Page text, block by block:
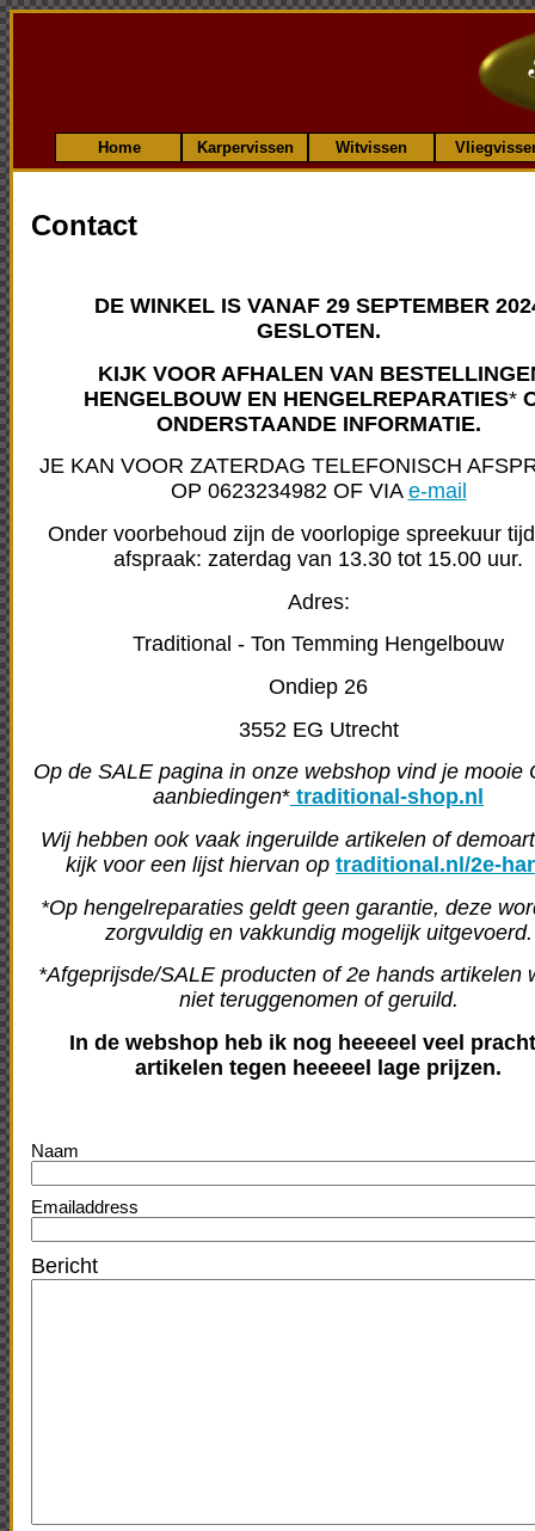
Home Karpervissen Witvissen
Contact
DE WINKEL IS VANAF 29 SEPTEMBER
GESLOTEN.
KIJK VOOR AFHALEN VAN
HENGELBOUW EN HENGELREPARATIES*
ONDERSTAANDE INFORMATIE.
JE KAN VOOR ZATERDAG TELEFONISCH
OP 0623234982 OF VIA e-mail
Onder voorbehoud zijn de voorlopige spreekuur
afspraak: zaterdag van 13.30 tot 15.00 uur.
Adres:
Traditional - Ton Temming Hengelbouw
Ondiep 26
3552 EG Utrecht
Op de SALE pagina in onze webshop vind je mooie
aanbiedingen* traditional-shop.nl
Wij hebben ook vaak ingeruilde artikelen of
kijk voor een lijst hiervan op traditional.nl/2e-
*Op hengelreparaties geldt geen garantie, deze
zorgvuldig en vakkundig mogelijk uitgevoerd.
*Afgeprijsde/SALE producten of 2e hands artikelen
niet teruggenomen of geruild.
In de webshop heb ik nog heeeeel veel
artikelen tegen heeeeel lage prijzen.
Naam
Emailaddress
Bericht